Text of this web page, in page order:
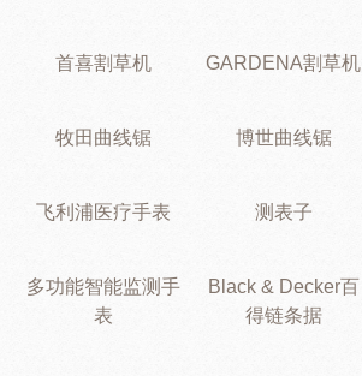
首喜割草机 GARDENA割草机
牧田曲线锯 博世曲线锯
飞利浦医疗手表 测表子
多功能智能监测手
表
Black & Decker百
得链条据